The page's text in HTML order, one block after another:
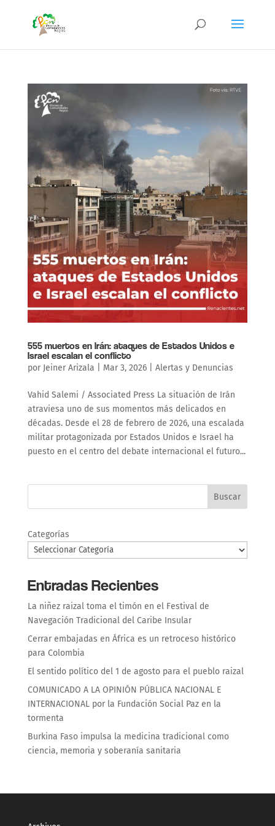
555 muertos en lrán: ataques de Estados Unidos e
Israel escalan el conflicto
por Jeiner Arizala Mar 3, 2026| Alertas y Denuncias
Vahid Salemi / Associated Press La situación de Irán
atraviesa uno de sus momentos más delicados en
décadas. Desde el 28 de febrero de 2026, una escalada
militar protagonizada por Estados Unidos e Israel ha
puesto en el centro del debate internacional el futuro...
Buscar
Categorías
Entradas Recientes
La niñez raizal toma el timón en el Festival de
Navegación Tradicional del Caribe Insular
Cerrar embajadas en África es un retroceso histórico
para Colombia
El sentido político del 1 de agosto para el pueblo raizal
COMUNICADO A LA OPINIÓN PÚBLICA NACIONAL E
INTERNACIONAL por la Fundación Social Paz en la
tormenta
Burkina Faso impulsa la medicina tradicional como
ciencia, memoria y soberanía sanitaria